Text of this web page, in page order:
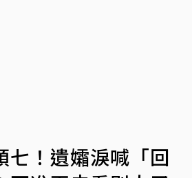
七！遺孀淚喊「回